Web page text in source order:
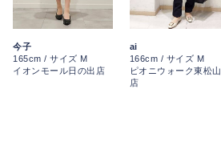
今子
165cm / サイズ M
イオンモール日の出店
ai
166cm / サイズ M
ピオニウォーク東松山
店